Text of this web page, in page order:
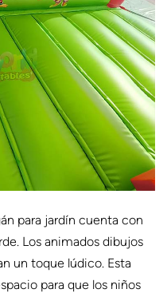
para jardín cuenta con
Los animados dibujos
un toque lúdico. Esta
para que los niños